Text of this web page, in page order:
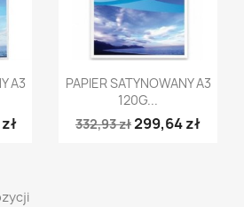
A3
Szybki podgląd
PAPIER SATYNOWANY A3
120G...
332,93 zł299,64 zł